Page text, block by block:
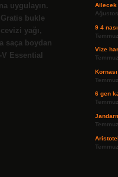
uygulayın.
bukle
yağı,
saça boydan
Essential
Ailecek
9 4
Vize
6 gen